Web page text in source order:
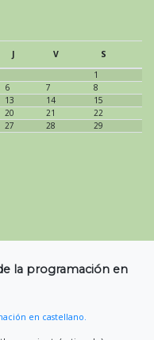
J V
S
1
6 7
8
13 14
15
20 21
22
27 28
29
la programación en
en castellano.